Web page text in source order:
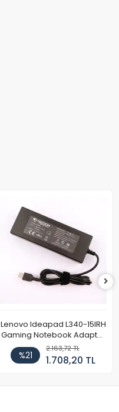
Lenovo Ideapad L340-15IRH
Gaming Notebook Adaptör
Cihazı Şarj Aleti (150W)
%21
2.163,72 TL
1.708,20 TL